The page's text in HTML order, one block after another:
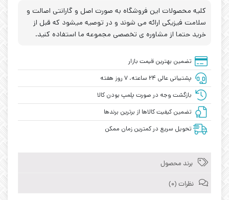
کلیه محصولات این فروشگاه به صورت اصل و گارانتی اصالت و
سلامت فیزیکی ارائه می شوند و در توصیه میشود که قبل از
خرید حتما از مشاوره ی تخصصی مجموعه ما استفاده کنید.
تضمین بهترین قیمت بازار
پشتیبانی عالی ۲۴ ساعته، ۷ روز هفته
بازگشت وجه در صورت پلمپ بودن کالا
تضمین کیفیت کالاها از برترین برندها
تحویل سریع در کمترین زمان ممکن
برند محصول
نظرات (0)